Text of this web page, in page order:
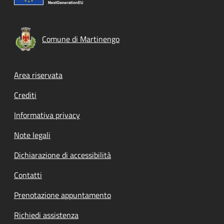
Comune di Martinengo
Footer menu
Area riservata
Crediti
Informativa privacy
Note legali
Dichiarazione di accessibilità
Contatti
Prenotazione appuntamento
Richiedi assistenza